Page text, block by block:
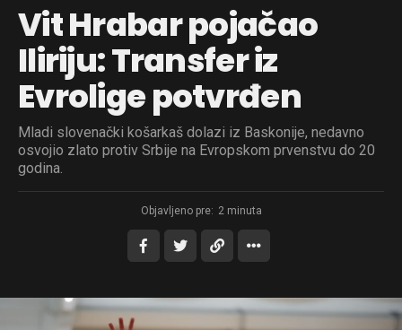
Vit Hrabar pojačao
Iliriju: Transfer iz
Evrolige potvrđen
Mladi slovenački košarkaš dolazi iz Baskonije, nedavno
osvojio zlato protiv Srbije na Evropskom prvenstvu do 20
godina.
Objavljeno pre: 2 minuta